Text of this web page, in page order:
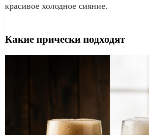
красивое холодное сияние.
Какие прически подходят